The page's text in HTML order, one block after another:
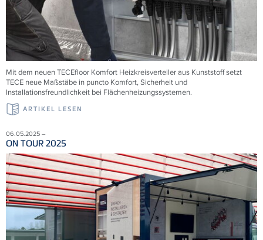
Mit dem neuen TECEfloor Komfort Heizkreisverteiler aus Kunststoff setzt
TECE neue Maßstäbe in puncto Komfort, Sicherheit und
Installationsfreundlichkeit bei Flächenheizungssystemen.
ARTIKEL LESEN
06.05.2025 –
ON TOUR 2025